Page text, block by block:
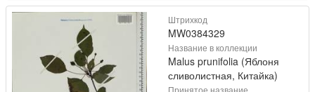
Штрихкод
MW0384329
Название в коллекции
Malus prunifolia (Яблоня
сливолистная, Китайка)
Принятое название